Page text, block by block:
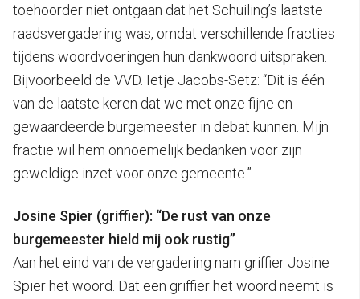
toehoorder niet ontgaan dat het Schuiling’s laatste
raadsvergadering was, omdat verschillende fracties
tijdens woordvoeringen hun dankwoord uitspraken.
Bijvoorbeeld de VVD. Ietje Jacobs-Setz: “Dit is één
van de laatste keren dat we met onze fijne en
gewaardeerde burgemeester in debat kunnen. Mijn
fractie wil hem onnoemelijk bedanken voor zijn
geweldige inzet voor onze gemeente.”
Josine Spier (griffier): “De rust van onze
burgemeester hield mij ook rustig”
Aan het eind van de vergadering nam griffier Josine
Spier het woord. Dat een griffier het woord neemt is